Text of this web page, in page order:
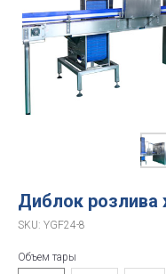
Диблок
SKU: YGF24-8
Объем тары